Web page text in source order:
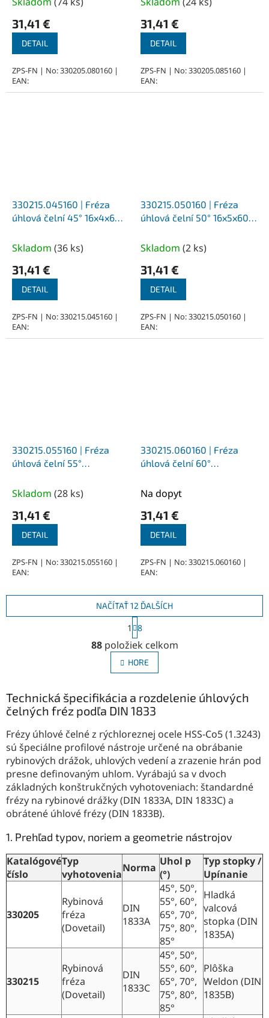
31,41 €
DETAIL
ZPS-FN | No: 330205.080160 |
EAN:
31,41 €
DETAIL
ZPS-FN | No: 330205.085160 |
EAN:
330215.045160 | Fréza
úhlová čelní 45° 16x4x60,
Skladom (36 ks)
31,41 €
DETAIL
ZPS-FN | No: 330215.045160 |
EAN:
330215.050160 | Fréza
úhlová čelní 50° 16x5x60,
Skladom (2 ks)
31,41 €
DETAIL
ZPS-FN | No: 330215.050160 |
EAN:
330215.055160 | Fréza
úhlová čelní 55°
HSSCo5, N
Skladom (28 ks)
31,41 €
DETAIL
ZPS-FN | No: 330215.055160 |
EAN:
330215.060160 | Fréza
úhlová čelní 60°
HSSCo5, N
Na dopyt
31,41 €
DETAIL
ZPS-FN | No: 330215.060160 |
EAN:
O
v
l
á
a
c
i
e
p
r
v
k
y
v
ý
p
i
s
u
NAČÍTAŤ 12 ĎALŠÍCH
t
r
á
n
k
a
n
e
1 8
88položiek celkom
HORE
Technická špecifikácia a rozdelenie úhlových
čelných fréz podľa DIN 1833
Frézy úhlové čelné z rýchloreznej ocele HSS-Co5 (1.3243)
sú špeciálne profilové nástroje určené na obrábanie
rybinových drážok, uhlových vedení a zrazenie hrán pod
presne definovaným uhlom. Vyrábajú sa v dvoch
základných konštrukčných vyhotoveniach: štandardné
frézy na rybinové drážky (DIN 1833A, DIN 1833C) a
obrátené úhlové frézy (DIN 1833B).
1. Prehľad typov, noriem a geometrie nástrojov
Katalógové
číslo
Typ
vyhotoveniaNorma Uhol p
(°)
Typ stopky /
Upínanie
330205
Rybinová
fréza
(Dovetail)
DIN
1833A
45°, 50°,
55°, 60°,
65°, 70°,
75°, 80°,
85°
Hladká
valcová
stopka (DIN
1835A)
330215
Rybinová
fréza
(Dovetail)
DIN
1833C
45°, 50°,
55°, 60°,
65°, 70°,
75°, 80°,
85°
Plôška
Weldon (DIN
1835B)